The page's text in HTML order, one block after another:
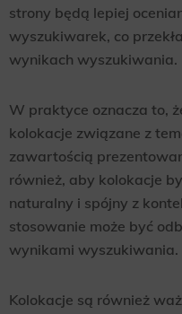
strony będą lepiej
wyszukiwarek, co
wynikach wyszukiwania.
W praktyce oznacza to,
kolokacje związane z
zawartością
również, aby kolokacje
naturalny i spójny z
stosowanie może być
wynikami wyszukiwania.
Kolokacje są również